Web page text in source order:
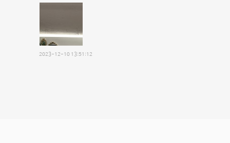
2023-12-10 13:51:12